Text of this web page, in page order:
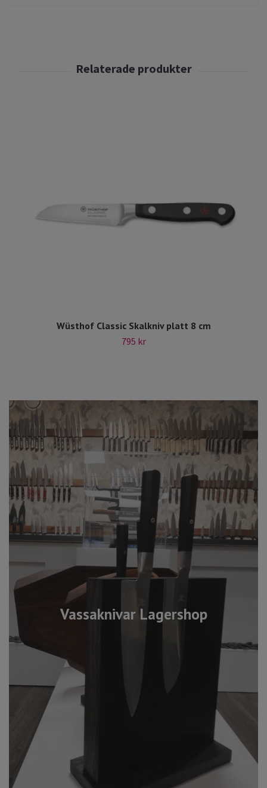
Vassaknivar Lagershop
Wüsthof Classic Skalkniv platt 8 cm
795 kr